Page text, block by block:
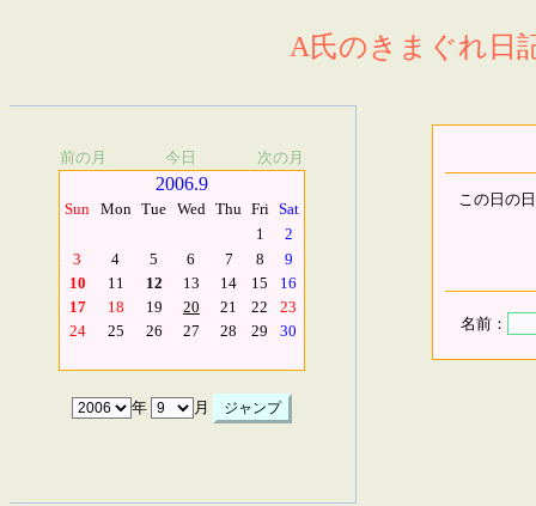
A氏のきまぐれ日
前の月 今日 次の月
2006.9
Sun Mon Tue Wed Thu Fri Sat
1
2
3
4 5 6 7 8
9
10
11 12 13 14 15
16
17
18 19 20 21 22
23
24
25 26 27 28 29 30
年 月
この日の
名前：